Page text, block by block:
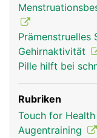
Prämenstruelles
Gehirnaktivität
Pille hilft bei
Rubriken
Touch for Health
Augentraining